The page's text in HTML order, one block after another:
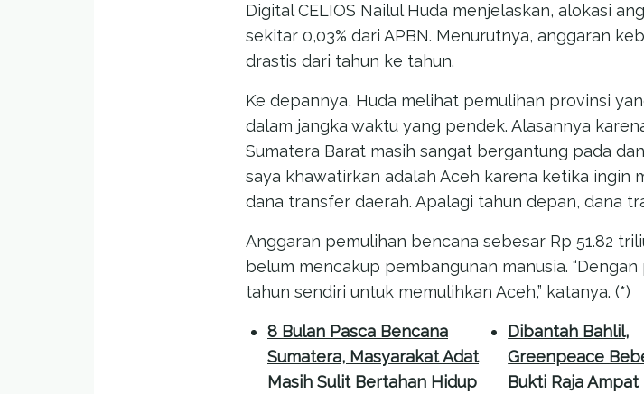
Digital CELIOS Nailul Huda menjelaskan, alokasi
sekitar 0,03% dari APBN. Menurutnya, anggaran
drastis dari tahun ke tahun.
Ke depannya, Huda melihat pemulihan provinsi
dalam jangka waktu yang pendek. Alasannya
Sumatera Barat masih sangat bergantung pada
saya khawatirkan adalah Aceh karena ketika ingin
dana transfer daerah. Apalagi tahun depan, dana
Anggaran pemulihan bencana sebesar Rp 51.82
belum mencakup pembangunan manusia.
tahun sendiri untuk memulihkan Aceh,” katanya. (*)
8 Bulan Pasca Bencana
Sumatera, Masyarakat Adat
Masih Sulit Bertahan Hidup
Dibantah Bahlil,
Greenpeace
Bukti Raja Ampat